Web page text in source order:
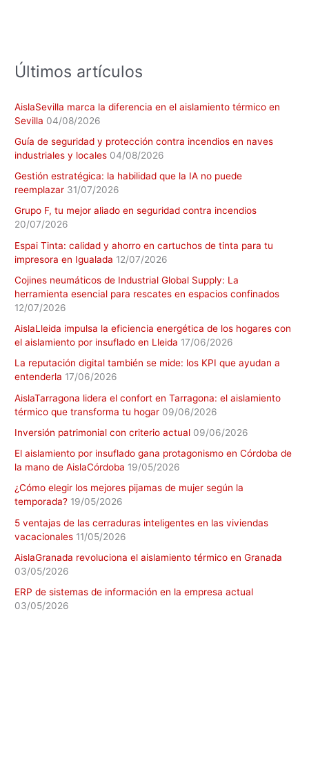
Últimos artículos
AislaSevilla marca la diferencia en el aislamiento térmico en
Sevilla 04/08/2026
Guía de seguridad y protección contra incendios en naves
industriales y locales 04/08/2026
Gestión estratégica: la habilidad que la IA no puede
reemplazar 31/07/2026
Grupo F, tu mejor aliado en seguridad contra incendios
20/07/2026
Espai Tinta: calidad y ahorro en cartuchos de tinta para tu
impresora en Igualada 12/07/2026
Cojines neumáticos de Industrial Global Supply: La
herramienta esencial para rescates en espacios confinados
12/07/2026
AislaLleida impulsa la eficiencia energética de los hogares con
el aislamiento por insuflado en Lleida 17/06/2026
La reputación digital también se mide: los KPI que ayudan a
entenderla 17/06/2026
AislaTarragona lidera el confort en Tarragona: el aislamiento
térmico que transforma tu hogar 09/06/2026
Inversión patrimonial con criterio actual 09/06/2026
El aislamiento por insuflado gana protagonismo en Córdoba de
la mano de AislaCórdoba 19/05/2026
¿Cómo elegir los mejores pijamas de mujer según la
temporada? 19/05/2026
5 ventajas de las cerraduras inteligentes en las viviendas
vacacionales 11/05/2026
AislaGranada revoluciona el aislamiento térmico en Granada
03/05/2026
ERP de sistemas de información en la empresa actual
03/05/2026